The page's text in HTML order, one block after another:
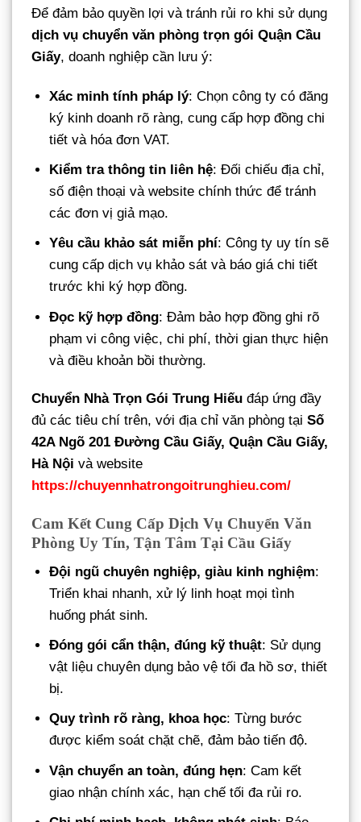
Để đảm bảo quyền lợi và tránh rủi ro khi sử dụng
dịch vụ chuyển văn phòng trọn gói Quận Cầu
Giấy, doanh nghiệp cần lưu ý:
Xác minh tính pháp lý: Chọn công ty có đăng
ký kinh doanh rõ ràng, cung cấp hợp đồng chi
tiết và hóa đơn VAT.
Kiểm tra thông tin liên hệ: Đối chiếu địa chỉ,
số điện thoại và website chính thức để tránh
các đơn vị giả mạo.
Yêu cầu khảo sát miễn phí: Công ty uy tín sẽ
cung cấp dịch vụ khảo sát và báo giá chi tiết
trước khi ký hợp đồng.
Đọc kỹ hợp đồng: Đảm bảo hợp đồng ghi rõ
phạm vi công việc, chi phí, thời gian thực hiện
và điều khoản bồi thường.
Chuyển Nhà Trọn Gói Trung Hiếu đáp ứng đầy
đủ các tiêu chí trên, với địa chỉ văn phòng tại Số
42A Ngõ 201 Đường Cầu Giấy, Quận Cầu Giấy,
Hà Nội và website
https://chuyennhatrongoitrunghieu.com/
Cam Kết Cung Cấp Dịch Vụ Chuyển Văn
Phòng Uy Tín, Tận Tâm Tại Cầu Giấy
Đội ngũ chuyên nghiệp, giàu kinh nghiệm:
Triển khai nhanh, xử lý linh hoạt mọi tình
huống phát sinh.
Đóng gói cẩn thận, đúng kỹ thuật: Sử dụng
vật liệu chuyên dụng bảo vệ tối đa hồ sơ, thiết
bị.
Quy trình rõ ràng, khoa học: Từng bước
được kiểm soát chặt chẽ, đảm bảo tiến độ.
Vận chuyển an toàn, đúng hẹn: Cam kết
giao nhận chính xác, hạn chế tối đa rủi ro.